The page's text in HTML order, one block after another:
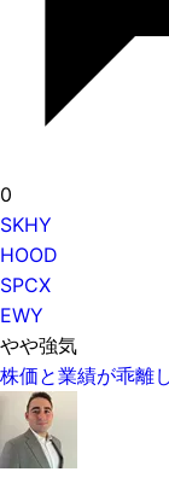
0
SKHY
HOOD
SPCX
EWY
やや強気
株価と業績が乖離